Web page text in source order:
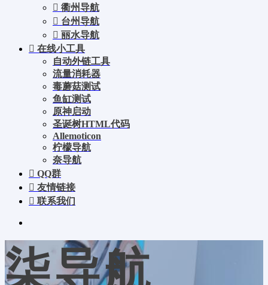
衢州导航
台州导航
丽水导航
在线小工具
自动外链工具
流量消耗器
毒蘑菇测试
鱼缸测试
原神启动
圣诞树HTML代码
Allemoticon
柠檬导航
奈导航
QQ群
友情链接
联系我们
柒导航